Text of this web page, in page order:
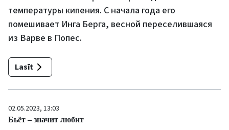
температуры кипения. С начала года его
помешивает Инга Берга, весной переселившаяся
из Варве в Попес.
Lasīt
02.05.2023, 13:03
Бьёт – значит любит